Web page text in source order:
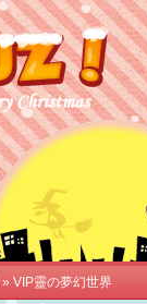
» VIP靈の夢幻世界